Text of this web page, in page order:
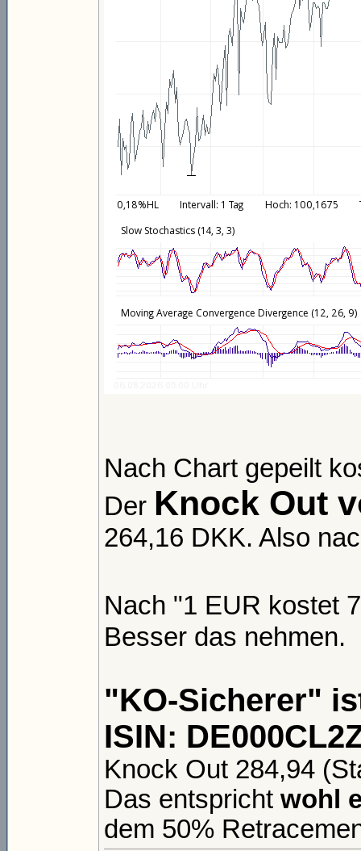
Nach Chart gepeilt
Der Knock Out
264,16 DKK. Also
Nach "1 EUR kostet
Besser das nehmen.
"KO-Sicherer"
ISIN:
Knock Out 284,94
Das entspricht wohl
dem 50%